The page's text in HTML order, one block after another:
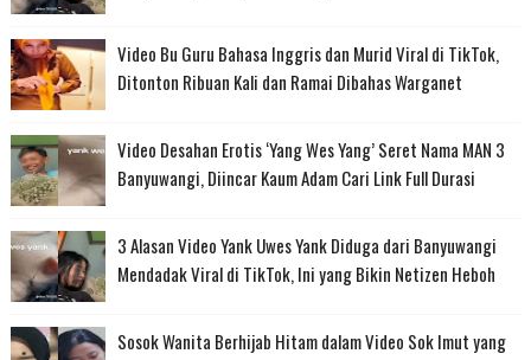
Video Bu Guru Bahasa Inggris dan Murid Viral di TikTok,
Ditonton Ribuan Kali dan Ramai Dibahas Warganet
Video Desahan Erotis ‘Yang Wes Yang’ Seret Nama MAN 3
Banyuwangi, Diincar Kaum Adam Cari Link Full Durasi
3 Alasan Video Yank Uwes Yank Diduga dari Banyuwangi
Mendadak Viral di TikTok, Ini yang Bikin Netizen Heboh
Sosok Wanita Berhijab Hitam dalam Video Sok Imut yang